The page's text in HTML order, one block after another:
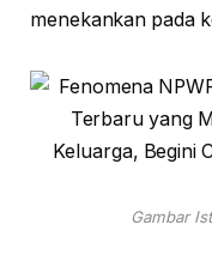
menekankan pada
Gambar